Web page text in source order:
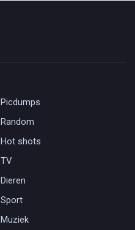
Picdumps
Random
Hot shots
TV
Dieren
Sport
Muziek